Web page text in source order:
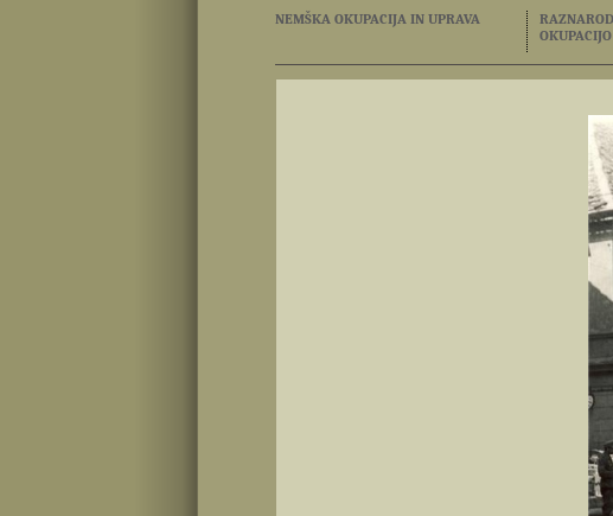
NEMŠKA OKUPACIJA IN UPRAVA
OKUPACIJO